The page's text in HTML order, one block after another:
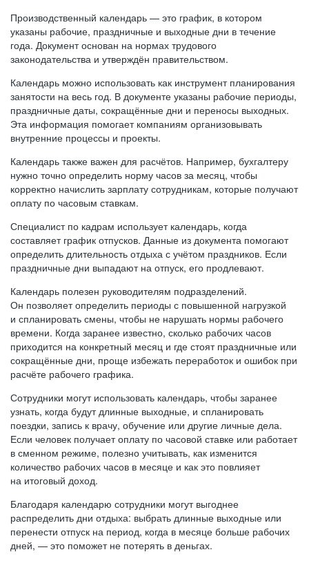
Производственный календарь — это график, в котором
указаны рабочие, праздничные и выходные дни в течение
года. Документ основан на нормах трудового
законодательства и утверждён правительством.
Календарь можно использовать как инструмент планирования
занятости на весь год. В документе указаны рабочие периоды,
праздничные даты, сокращённые дни и переносы выходных.
Эта информация помогает компаниям организовывать
внутренние процессы и проекты.
Календарь также важен для расчётов. Например, бухгалтеру
нужно точно определить норму часов за месяц, чтобы
корректно начислить зарплату сотрудникам, которые получают
оплату по часовым ставкам.
Специалист по кадрам использует календарь, когда
составляет график отпусков. Данные из документа помогают
определить длительность отдыха с учётом праздников. Если
праздничные дни выпадают на отпуск, его продлевают.
Календарь полезен руководителям подразделений.
Он позволяет определить периоды с повышенной нагрузкой
и спланировать смены, чтобы не нарушать нормы рабочего
времени. Когда заранее известно, сколько рабочих часов
приходится на конкретный месяц и где стоят праздничные или
сокращённые дни, проще избежать переработок и ошибок при
расчёте рабочего графика.
Сотрудники могут использовать календарь, чтобы заранее
узнать, когда будут длинные выходные, и спланировать
поездки, запись к врачу, обучение или другие личные дела.
Если человек получает оплату по часовой ставке или работает
в сменном режиме, полезно учитывать, как изменится
количество рабочих часов в месяце и как это повлияет
на итоговый доход.
Благодаря календарю сотрудники могут выгоднее
распределить дни отдыха: выбрать длинные выходные или
перенести отпуск на период, когда в месяце больше рабочих
дней, — это поможет не потерять в деньгах.